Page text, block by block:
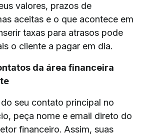
valores, prazos de
aceitas e o que acontece em
taxas para atrasos pode
o cliente a pagar em dia.
da área financeira
seu contato principal no
peça nome e email direto do
financeiro. Assim, suas